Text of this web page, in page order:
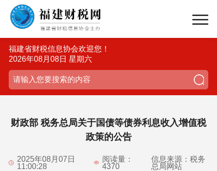
福建省财税信息协会欢迎您！
2026年08月08日 星期六
财政部 税务总局关于国债等债券利息收入增值税
政策的公告
2025年08月07日
11:00:28
阅读量：
4370
信息来源：税务
总局网站